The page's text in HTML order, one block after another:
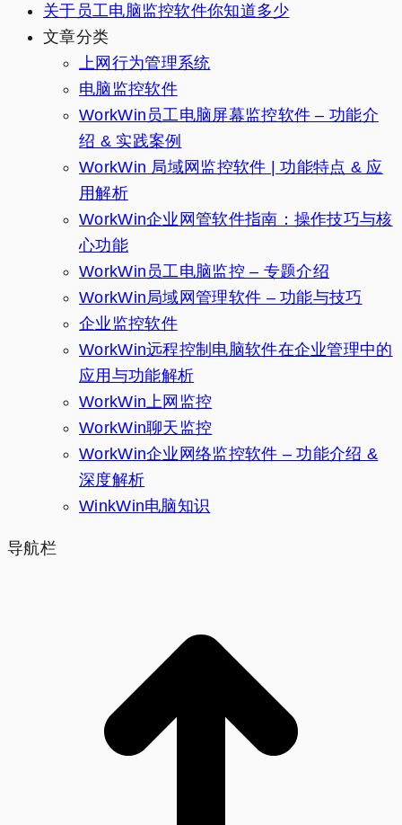
关于员工电脑监控软件你知道多少
文章分类
上网行为管理系统
电脑监控软件
WorkWin员工电脑屏幕监控软件 – 功能介
绍 & 实践案例
WorkWin 局域网监控软件 | 功能特点 & 应
用解析
WorkWin企业网管软件指南：操作技巧与核
心功能
WorkWin员工电脑监控 – 专题介绍
WorkWin局域网管理软件 – 功能与技巧
企业监控软件
WorkWin远程控制电脑软件在企业管理中的
应用与功能解析
WorkWin上网监控
WorkWin聊天监控
WorkWin企业网络监控软件 – 功能介绍 &
深度解析
WinkWin电脑知识
导航栏